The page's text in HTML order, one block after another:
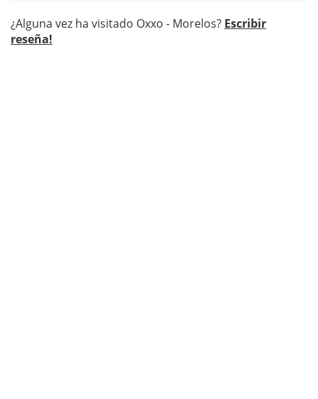
¿Alguna vez ha visitado Oxxo - Morelos? Escribir
reseña!